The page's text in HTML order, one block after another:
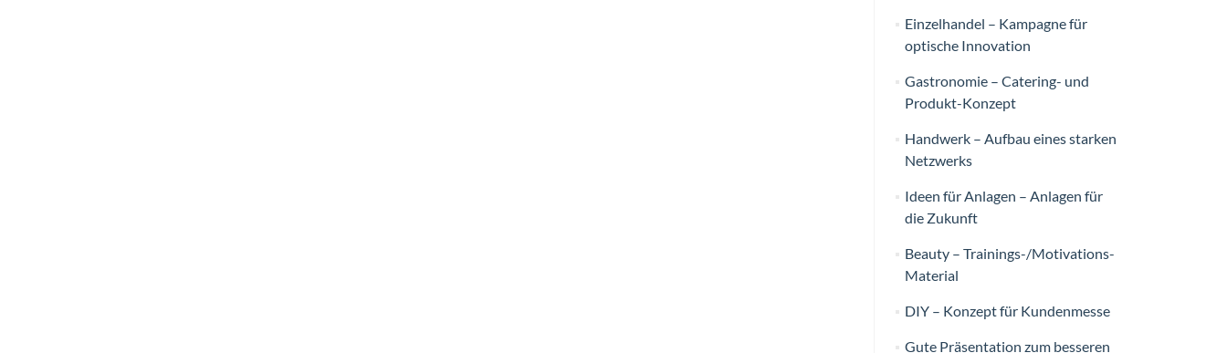
Einzelhandel – Kampagne für
optische Innovation
Gastronomie – Catering- und
Produkt-Konzept
Handwerk – Aufbau eines starken
Netzwerks
Ideen für Anlagen – Anlagen für
die Zukunft
Beauty – Trainings-/Motivations-
Material
DIY – Konzept für Kundenmesse
Gute Präsentation zum besseren